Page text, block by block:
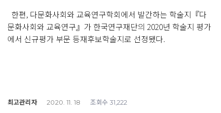
한편, 다문화사회와 교육연구학회에서 발간하는 학술지『다
문화사회와 교육연구』가 한국연구재단의 2020년 학술지 평가
에서 신규평가 부문 등재후보학술지로 선정됐다.
최고관리자 2020. 11. 18 조회수 31,222